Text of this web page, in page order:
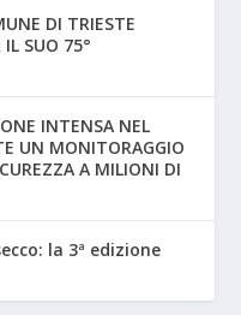
DI TRIESTE
IL SUO 75°
INTENSA NEL
UN MONITORAGGIO
A MILIONI DI
la 3ª edizione